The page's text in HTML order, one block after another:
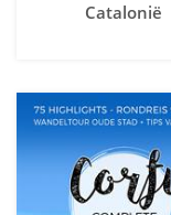
Catalonië